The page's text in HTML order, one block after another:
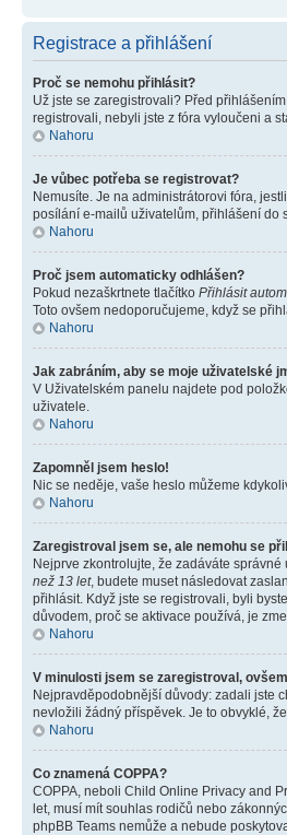
Registrace a přihlášení
Proč se nemohu přihlásit?
Už jste se zaregistrovali? Před
registrovali, nebyli jste z fóra vyloučeni a
Nahoru
Je vůbec potřeba se registrovat?
Nemusíte. Je na administrátorovi fóra,
posílání e-mailů uživatelům, přihlášení do
Nahoru
Proč jsem automaticky odhlášen?
Pokud nezaškrtnete tlačítko Přihlásit
Toto ovšem nedoporučujeme, když se
Nahoru
Jak zabráním, aby se moje uživatelské
V Uživatelském panelu najdete pod
uživatele.
Nahoru
Zapomněl jsem heslo!
Nic se neděje, vaše heslo můžeme
Nahoru
Zaregistroval jsem se, ale nemohu se
Nejprve zkontrolujte, že zadáváte
než 13 let, budete muset následovat
přihlásit. Když jste se registrovali, byli
důvodem, proč se aktivace používá, je
Nahoru
V minulosti jsem se zaregistroval,
Nejpravděpodobnější důvody: zadali jste
nevložili žádný příspěvek. Je to obvyklé,
Nahoru
Co znamená COPPA?
COPPA, neboli Child Online Privacy and
let, musí mít souhlas rodičů nebo
phpBB Teams nemůže a nebude